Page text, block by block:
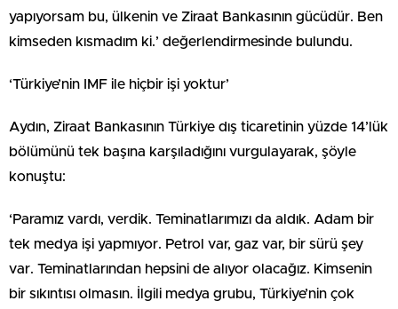
yapıyorsam bu, ülkenin ve Ziraat Bankasının gücüdür. Ben
kimseden kısmadım ki.’ değerlendirmesinde bulundu.
‘Türkiye’nin IMF ile hiçbir işi yoktur’
Aydın, Ziraat Bankasının Türkiye dış ticaretinin yüzde 14’lük
bölümünü tek başına karşıladığını vurgulayarak, şöyle
konuştu:
‘Paramız vardı, verdik. Teminatlarımızı da aldık. Adam bir
tek medya işi yapmıyor. Petrol var, gaz var, bir sürü şey
var. Teminatlarından hepsini de alıyor olacağız. Kimsenin
bir sıkıntısı olmasın. İlgili medya grubu, Türkiye’nin çok